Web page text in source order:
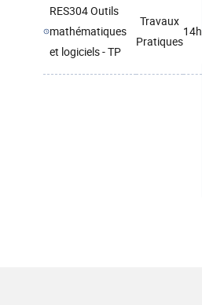
RES304 Outils
mathématiques
et logiciels - TP
Travaux
Pratiques
14h